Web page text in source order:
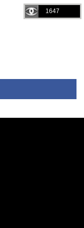
1647